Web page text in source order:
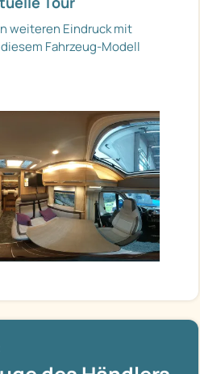
weiteren Eindruck mit
Fahrzeug-Modell